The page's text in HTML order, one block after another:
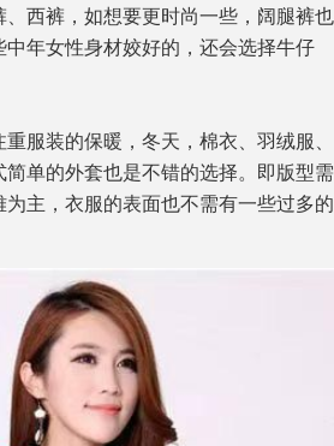
西裤，如想要更时尚一些，阔腿裤也
年女性身材姣好的，还会选择牛仔
服装的保暖，冬天，棉衣、羽绒服、
单的外套也是不错的选择。即版型需
主，衣服的表面也不需有一些过多的